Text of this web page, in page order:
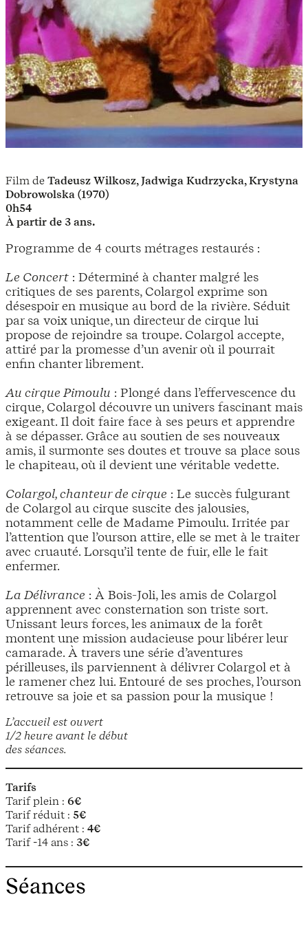
L’accueil est ouvert
1/2 heure avant le début
des séances.
Tarifs
Tarif plein : 6€
Tarif réduit : 5€
Tarif adhérent : 4€
Tarif -14 ans : 3€
Film de Tadeusz Wilkosz, Jadwiga Kudrzycka, Krystyna
Dobrowolska (1970)
0h54
À partir de 3 ans.
Programme de 4 courts métrages restaurés :
Le Concert : Déterminé à chanter malgré les
critiques de ses parents, Colargol exprime son
désespoir en musique au bord de la rivière. Séduit
par sa voix unique, un directeur de cirque lui
propose de rejoindre sa troupe. Colargol accepte,
attiré par la promesse d’un avenir où il pourrait
enfin chanter librement.
Au cirque Pimoulu : Plongé dans l’effervescence du
cirque, Colargol découvre un univers fascinant mais
exigeant. Il doit faire face à ses peurs et apprendre
à se dépasser. Grâce au soutien de ses nouveaux
amis, il surmonte ses doutes et trouve sa place sous
le chapiteau, où il devient une véritable vedette.
Colargol, chanteur de cirque : Le succès fulgurant
de Colargol au cirque suscite des jalousies,
notamment celle de Madame Pimoulu. Irritée par
l’attention que l’ourson attire, elle se met à le traiter
avec cruauté. Lorsqu’il tente de fuir, elle le fait
enfermer.
La Délivrance : À Bois-Joli, les amis de Colargol
apprennent avec consternation son triste sort.
Unissant leurs forces, les animaux de la forêt
montent une mission audacieuse pour libérer leur
camarade. À travers une série d’aventures
périlleuses, ils parviennent à délivrer Colargol et à
le ramener chez lui. Entouré de ses proches, l’ourson
retrouve sa joie et sa passion pour la musique !
Séances